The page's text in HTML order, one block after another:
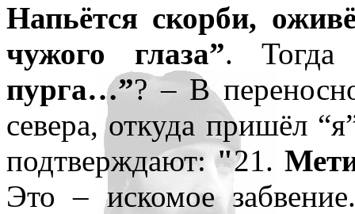
Напьётся скорби,
чужого глаза”.
пурга…”? – В
севера, откуда пришёл
подтверждают:"21.
Это – искомое